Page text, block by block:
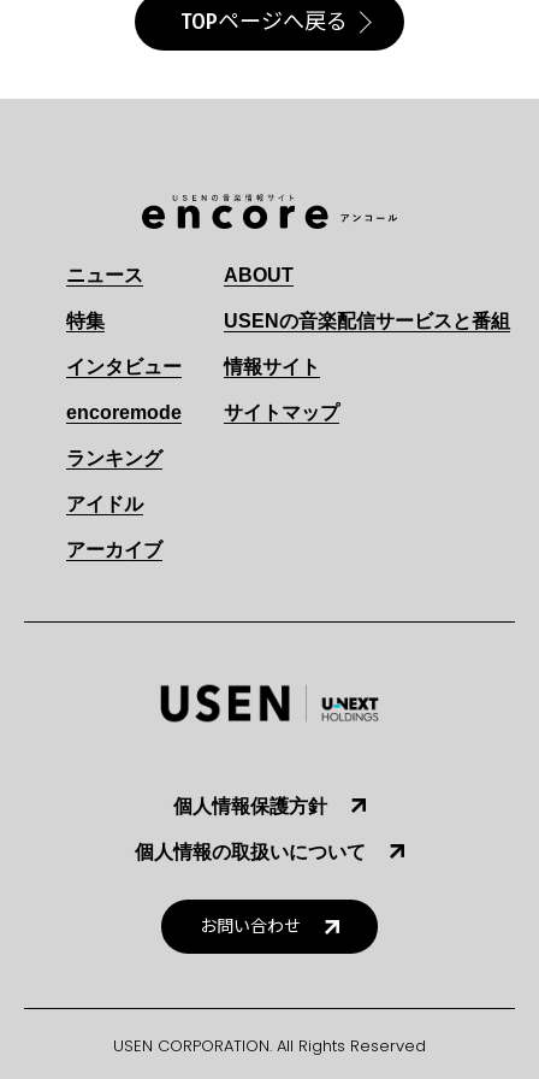
TOPページへ戻る
ニュース
特集
インタビュー
encoremode
ランキング
アイドル
アーカイブ
ABOUT
USENの音楽配信サービスと番組
情報サイト
サイトマップ
個人情報保護方針
個人情報の取扱いについて
お問い合わせ
USEN CORPORATION. All Rights Reserved